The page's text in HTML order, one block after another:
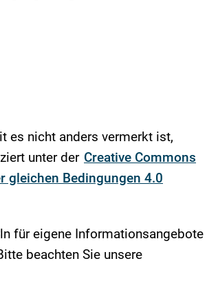
es nicht anders vermerkt ist,
unter der Creative Commons
gleichen Bedingungen 4.0
für eigene Informationsangebote
beachten Sie unsere